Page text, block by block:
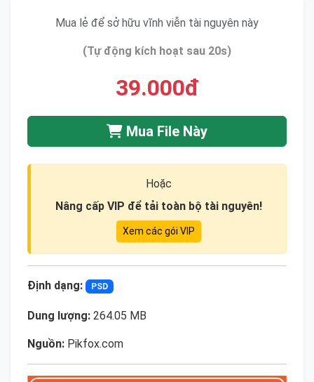
Mua lẻ để sở hữu vĩnh viễn tài nguyên này
(Tự động kích hoạt sau 20s)
39.000đ
Mua File Này
Hoặc
Nâng cấp VIP để tải toàn bộ tài nguyên!
Xem các gói VIP
Định dạng: PSD
Dung lượng: 264.05 MB
Nguồn: Pikfox.com